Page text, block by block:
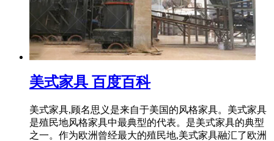
美式家具 百度百科
美式家具,顾名思义是来自于美国的风格家具。美式家具
是殖民地风格家具中最典型的代表。是美式家具的典型
之一。作为欧洲曾经最大的殖民地,美式家具融汇了欧洲